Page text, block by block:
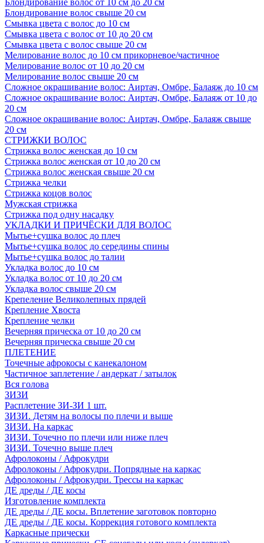
Блондирование волос от 10 см до 20 см
Блондирование волос свыше 20 см
Смывка цвета с волос до 10 см
Смывка цвета с волос от 10 до 20 см
Смывка цвета с волос свыше 20 см
Мелирование волос до 10 см прикорневое/частичное
Мелирование волос от 10 до 20 см
Мелирование волос свыше 20 см
Сложное окрашивание волос: Аиртач, Омбре, Балаяж до 10 см
Сложное окрашивание волос: Аиртач, Омбре, Балаяж от 10 до
20 см
Сложное окрашивание волос: Аиртач, Омбре, Балаяж свыше
20 см
СТРИЖКИ ВОЛОС
Стрижка волос женская до 10 см
Стрижка волос женская от 10 до 20 см
Стрижка волос женская свыше 20 см
Стрижка челки
Стрижка коцов волос
Мужская стрижка
Стрижка под одну насадку
УКЛАДКИ И ПРИЧЁСКИ ДЛЯ ВОЛОС
Мытье+сушка волос до плеч
Мытье+сушка волос до середины спины
Мытье+сушка волос до талии
Укладка волос до 10 см
Укладка волос от 10 до 20 см
Укладка волос свыше 20 см
Крепеление Великолепных прядей
Крепление Хвоста
Крепление челки
Вечерняя прическа от 10 до 20 см
Вечерняя прическа свыше 20 см
ПЛЕТЕНИЕ
Точечные афрокосы с канекалоном
Частичное заплетение / андеркат / затылок
Вся голова
ЗИЗИ
Расплетение ЗИ-ЗИ 1 шт.
ЗИЗИ. Детям на волосы по плечи и выше
ЗИЗИ. На каркас
ЗИЗИ. Точечно по плечи или ниже плеч
ЗИЗИ. Точечно выше плеч
Афролоконы / Афрокудри
Афролоконы / Афрокудри. Попрядные на каркас
Афролоконы / Афрокудри. Трессы на каркас
ДЕ дреды / ДЕ косы
Изготовление комплекта
ДЕ дреды / ДЕ косы. Вплетение заготовок повторно
ДЕ дреды / ДЕ косы. Коррекция готового комплекта
Каркасные прически